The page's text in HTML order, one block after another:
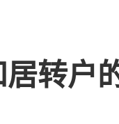
转户